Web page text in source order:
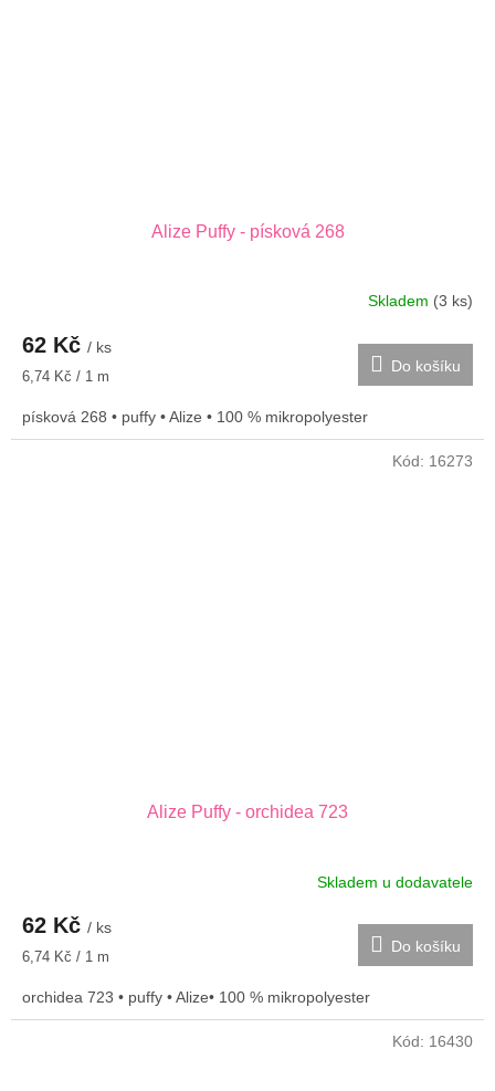
Alize Puffy - písková 268
Skladem (3 ks)
62 Kč / ks
Měrná
6,74 Kč / 1 m
Do košíku
písková 268 • puffy • Alize • 100 % mikropolyester
Alize Puffy - orchidea 723
Skladem u dodavatele
62 Kč / ks
Měrná
6,74 Kč / 1 m
Do košíku
orchidea 723 • puffy • Alize• 100 % mikropolyester
Kód: 16273
Kód: 16430